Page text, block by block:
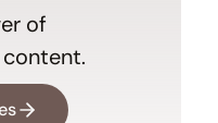
of